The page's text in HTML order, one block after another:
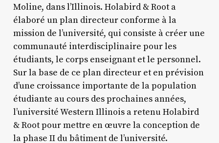
Moline, dans l’Illinois. Holabird & Root a
élaboré un plan directeur conforme à la
mission de l’université, qui consiste à créer une
communauté interdisciplinaire pour les
étudiants, le corps enseignant et le personnel.
Sur la base de ce plan directeur et en prévision
d’une croissance importante de la population
étudiante au cours des prochaines années,
l’université Western Illinois a retenu Holabird
& Root pour mettre en œuvre la conception de
la phase II du bâtiment de l’université.